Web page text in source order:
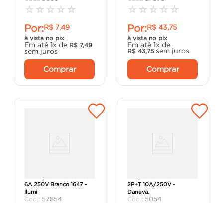
☆ ☆ ☆ ☆ ☆
Por:R$ 7,49
à vista no pix
Em até 1x de R$ 7,49
sem juros
Comprar
☆ ☆ ☆ ☆ ☆
Por:R$ 43,75
à vista no pix
Em até 1x de
R$ 43,75 sem juros
Comprar
6A 250V Branco 1647 -
Ilumi
: 57854
2P+T 10A/250V -
Daneva.
: 5054